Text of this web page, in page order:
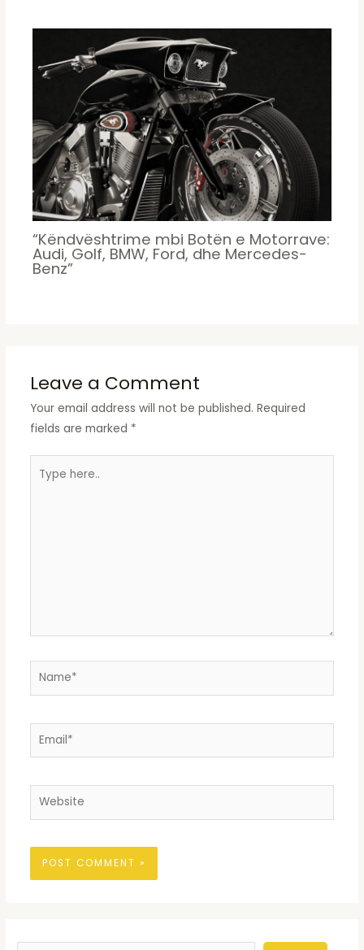
“Këndvështrime mbi Botën e Motorrave:
Audi, Golf, BMW, Ford, dhe Mercedes-
Benz”
Leave a Comment
Your email address will not be published. Required
fields are marked *
here..
Name*
Email*
Website